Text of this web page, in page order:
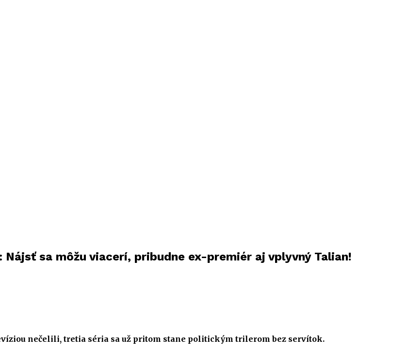
sa môžu viacerí, pribudne ex-premiér aj vplyvný Talian!
nečelili, tretia séria sa už pritom stane politickým trilerom bez servítok.